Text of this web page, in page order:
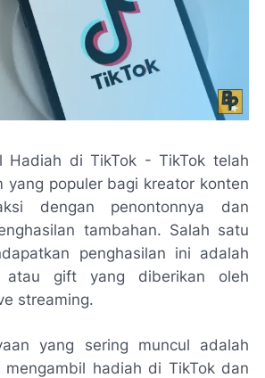
Hadiah di TikTok - TikTok telah
yang populer bagi kreator konten
dengan penontonnya dan
tambahan. Salah satu
penghasilan ini adalah
atau gift yang diberikan oleh
streaming.
yang sering muncul adalah
mengambil hadiah di TikTok dan